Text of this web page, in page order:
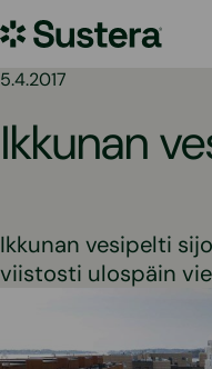
sisältöön
Sustera
5.4.2017
Ikkunan
Ikkunan vesipelti
viistosti ulospäin